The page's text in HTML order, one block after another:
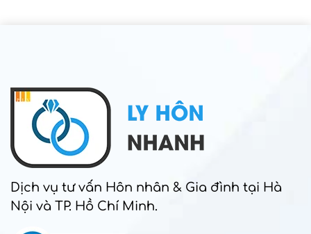
Dịch vụ tư vấn Hôn nhân & Gia đình tại Hà
Nội và TP. Hồ Chí Minh.